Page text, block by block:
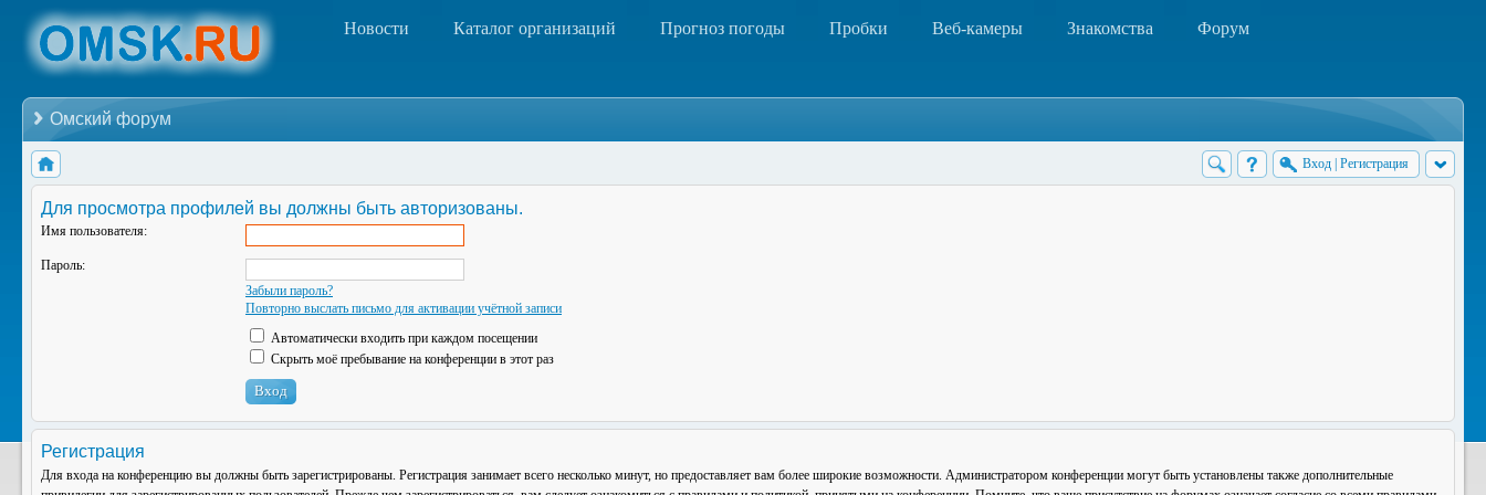
Новости Каталог организаций Прогноз погоды Пробки Веб-камеры Знакомства Форум
Омский форум
Вход Регистрация
Для просмотра профилей вы должны быть авторизованы.
Имя пользователя:
Пароль:
Забыли пароль?
Повторно выслать письмо для активации учётной записи
Автоматически входить при каждом посещении
Скрыть моё пребывание на конференции в этот раз
Регистрация
Для входа на конференцию вы должны быть зарегистрированы. Регистрация занимает всего несколько минут, но предоставляет вам более широкие возможности. Администратором конференции могут быть установлены также дополнительные